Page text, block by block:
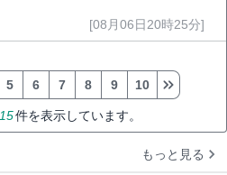
[08月06日20時25分]
15件を表示しています。
5 6 7 8 9 10
もっと見る